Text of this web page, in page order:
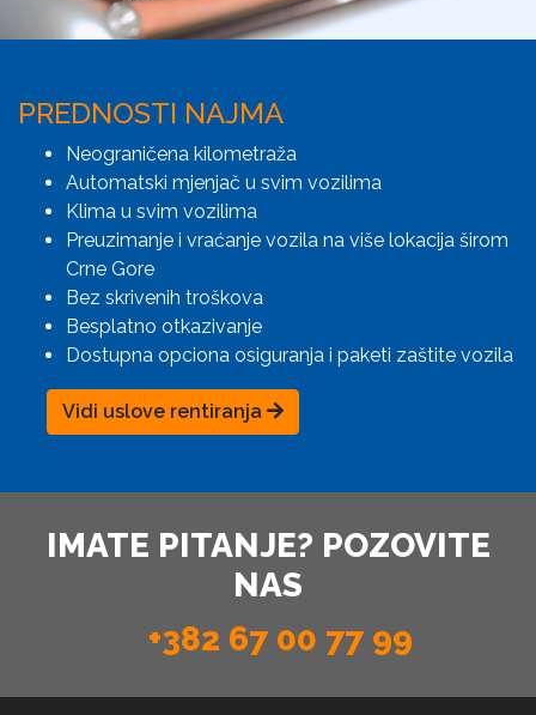
PREDNOSTI NAJMA
Neograničena kilometraža
Automatski mjenjač u svim vozilima
Klima u svim vozilima
Preuzimanje i vraćanje vozila na više lokacija širom
Crne Gore
Bez skrivenih troškova
Besplatno otkazivanje
Dostupna opciona osiguranja i paketi zaštite vozila
Vidi uslove rentiranja
IMATE PITANJE? POZOVITE
NAS
+382 67 00 77 99